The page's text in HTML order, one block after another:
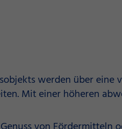
werden über
Mit einer höheren